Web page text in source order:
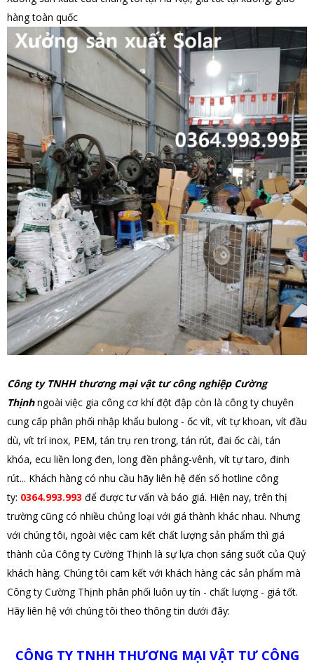
hàng toàn quốc
Công ty TNHH thương mại vật tư công nghiệp Cường
Thịnhngoài việc gia công cơ khí đột đập còn là công ty chuyên
cung cấp phân phối nhập khẩu bulong - ốc vít, vít tự khoan, vít đầu
dù, vít trí inox, PEM, tán trụ ren trong, tán rút, đai ốc cài, tán
khóa, ecu liền long đen, long đền phẳng-vênh, vít tự taro, đinh
rút... Khách hàng có nhu cầu hãy liên hệ đến số hotline công
ty: 0364.993.993 để được tư vấn và báo giá. Hiện nay, trên thị
trường cũng có nhiều chủng loại với giá thành khác nhau. Nhưng
với chúng tôi, ngoài việc cam kết chất lượng sản phẩm thì giá
thành của Công ty Cường Thịnh là sự lựa chọn sáng suốt của Quý
khách hàng. Chúng tôi cam kết với khách hàng các sản phẩm mà
Công ty Cường Thịnh phân phối luôn uy tín - chất lượng - giá tốt.
Hãy liên hệ với chúng tôi theo thông tin dưới đây:
CÔNG TY TNHH THƯƠNG MẠI VẬT TƯ CÔNG